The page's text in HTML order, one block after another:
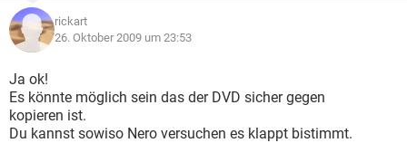
rickart
26. Oktober 2009 um 23:53
Ja ok!
Es könnte möglich sein das der DVD sicher gegen
kopieren ist.
Du kannst sowiso Nero versuchen es klappt bistimmt.